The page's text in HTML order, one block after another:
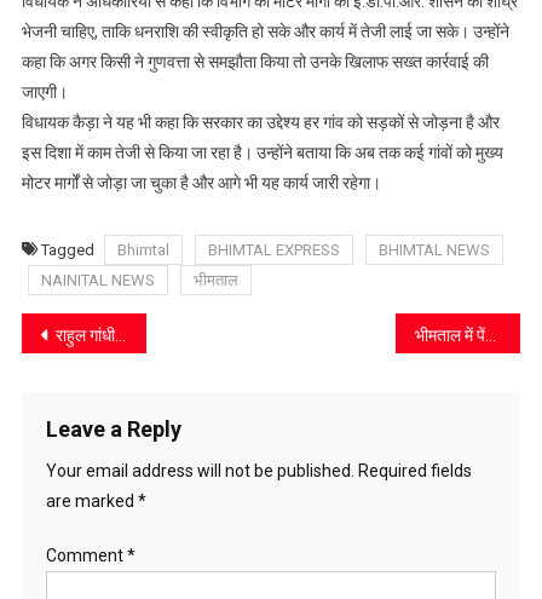
भेजनी चाहिए, ताकि धनराशि की स्वीकृति हो सके और कार्य में तेजी लाई जा सके। उन्होंने
कहा कि अगर किसी ने गुणवत्ता से समझौता किया तो उनके खिलाफ सख्त कार्रवाई की
जाएगी।
विधायक कैड़ा ने यह भी कहा कि सरकार का उद्देश्य हर गांव को सड़कों से जोड़ना है और
इस दिशा में काम तेजी से किया जा रहा है। उन्होंने बताया कि अब तक कई गांवों को मुख्य
मोटर मार्गों से जोड़ा जा चुका है और आगे भी यह कार्य जारी रहेगा।
Tagged Bhimtal BHIMTAL EXPRESS
BHIMTAL NEWS
NAINITAL NEWS
भीमताल
Post
राहुल गांधी की बढ़ती लोकप्रियता से घबराई मोदी सरकार : मनोज शर्मा
Leave a Reply
Your email address will not be published.
Required fields
are marked *
Comment*